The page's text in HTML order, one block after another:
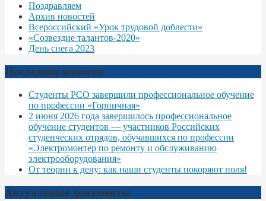
Поздравляем
Архив новостей
Всероссийский «Урок трудовой доблести»
«Созвездие талантов-2020»
День снега 2023
Последние новости
Студенты РСО завершили профессиональное обучение
по профессии «Горничная»
2 июня 2026 года завершилось профессиональное
обучение студентов — участников Российских
студенческих отрядов, обучавшихся по профессии
«Электромонтер по ремонту и обслуживанию
электрооборудования»
От теории к делу: как наши студенты покоряют поля!
Актуальные документы